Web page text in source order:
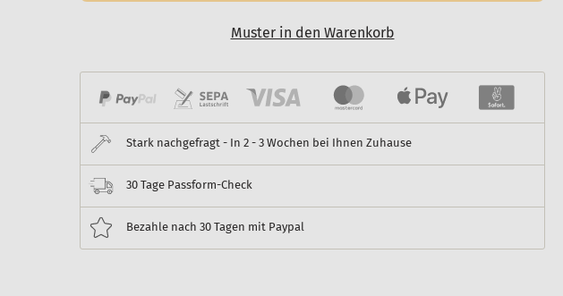
Muster in den Warenkorb
Stark nachgefragt - In 2 - 3 Wochen bei Ihnen Zuhause
30 Tage Passform-Check
Bezahle nach 30 Tagen mit Paypal